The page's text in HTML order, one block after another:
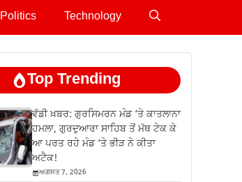
Politics Technology
Top Trending
ਵੱਡੀ ਖ਼ਬਰ: ਗੁਰਸਿਮਰਨ ਮੰਡ ‘ਤੇ ਕਾਤਲਾਨਾ
ਹਮਲਾ, ਗੁਰਦੁਆਰਾ ਸਾਹਿਬ ਤੋਂ ਮੱਥ ਟੇਕ ਕੇ
ਆ ਪਰਤ ਰਹੇ ਮੰਡ ‘ਤੇ ਭੀੜ ਨੇ ਕੀਤਾ
ਅਟੈਕ!
ਅਗਸਤ 7, 2026